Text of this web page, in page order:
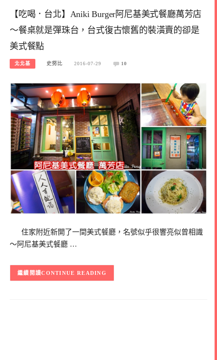
【吃喝．台北】Aniki Burger阿尼基美式餐廳萬芳店
～餐桌就是彈珠台，台式復古懷舊的裝潢賣的卻是
美式餐點
北北基 史努比 2016-07-29 10
住家附近新開了一間美式餐廳，名號似乎很響亮似曾相識
～阿尼基美式餐廳 …
CONTINUE READING